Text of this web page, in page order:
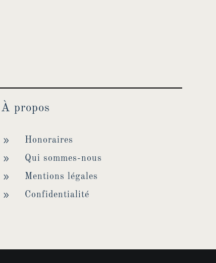
À propos
9 Honoraires
9 Qui sommes-nous
9 Mentions légales
9 Confidentialité